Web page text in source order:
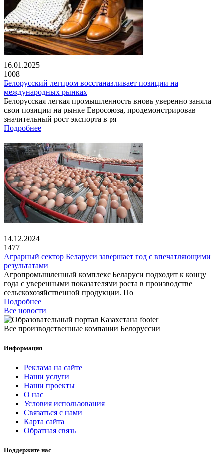
16.01.2025
1008
Белорусский легпром восстанавливает позиции на
международных рынках
Белорусская легкая промышленность вновь уверенно заняла
свои позиции на рынке Евросоюза, продемонстрировав
значительный рост экспорта в ря
Подробнее
14.12.2024
1477
Аграрный сектор Беларуси завершает год с впечатляющими
результатами
Агропромышленный комплекс Беларуси подходит к концу
года с уверенными показателями роста в производстве
сельскохозяйственной продукции. По
Подробнее
Все новости
Все производственные компании Белоруссии
Информация
Реклама на сайте
Наши услуги
Наши проекты
О нас
Условия использования
Связаться с нами
Карта сайта
Обратная связь
Поддержите нас